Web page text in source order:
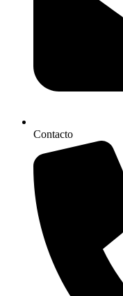
Contacto